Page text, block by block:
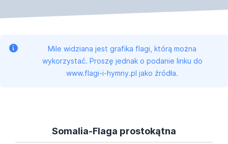
Mile widziana jest grafika flagi, którą można
wykorzystać. Proszę jednak o podanie linku do
www.flagi-i-hymny.pl jako źródła.
Somalia-Flaga prostokątna